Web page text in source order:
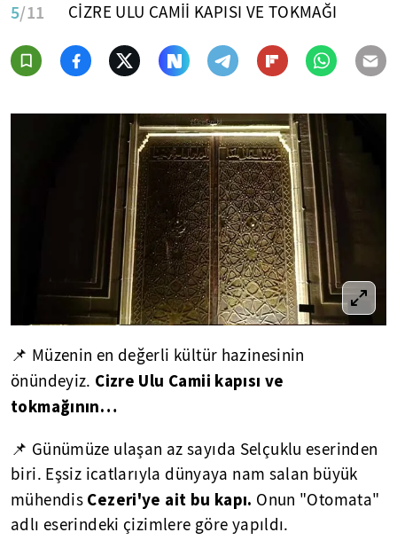
5/11 CİZRE ULU CAMİİ KAPISI VE TOKMAĞI
📌 Müzenin en değerli kültür hazinesinin
önündeyiz. Cizre Ulu Camii kapısı ve
tokmağının…
📌 Günümüze ulaşan az sayıda Selçuklu eserinden
biri. Eşsiz icatlarıyla dünyaya nam salan büyük
mühendis Cezeri'ye ait bu kapı. Onun "Otomata"
adlı eserindeki çizimlere göre yapıldı.